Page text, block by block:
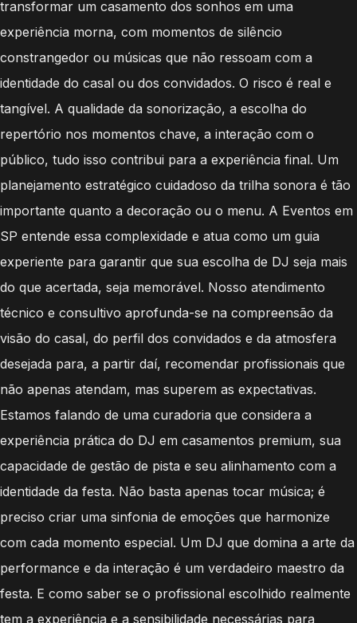
transformar um casamento dos sonhos em uma
experiência morna, com momentos de silêncio
constrangedor ou músicas que não ressoam com a
identidade do casal ou dos convidados. O risco é real e
tangível. A qualidade da sonorização, a escolha do
repertório nos momentos chave, a interação com o
público, tudo isso contribui para a experiência final. Um
planejamento estratégico cuidadoso da trilha sonora é tão
importante quanto a decoração ou o menu. A Eventos em
SP entende essa complexidade e atua como um guia
experiente para garantir que sua escolha de DJ seja mais
do que acertada, seja memorável. Nosso atendimento
técnico e consultivo aprofunda-se na compreensão da
visão do casal, do perfil dos convidados e da atmosfera
desejada para, a partir daí, recomendar profissionais que
não apenas atendam, mas superem as expectativas.
Estamos falando de uma curadoria que considera a
experiência prática do DJ em casamentos premium, sua
capacidade de gestão de pista e seu alinhamento com a
identidade da festa. Não basta apenas tocar música; é
preciso criar uma sinfonia de emoções que harmonize
com cada momento especial. Um DJ que domina a arte da
performance e da interação é um verdadeiro maestro da
festa. E como saber se o profissional escolhido realmente
tem a experiência e a sensibilidade necessárias para